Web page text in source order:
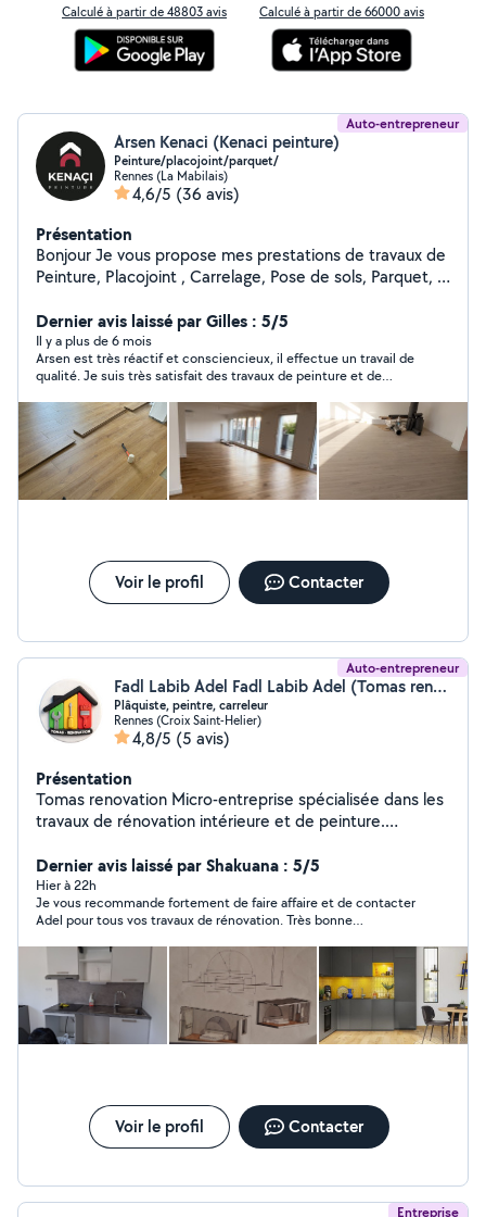
Calculé à partir de 48803 avis Calculé à partir de 66000 avis
Auto-entrepreneur
Arsen Kenaci (Kenaci peinture)
Peinture/placojoint/parquet/
Rennes (La Mabilais)
4,6/5 (36 avis)
Présentation
Bonjour Je vous propose mes prestations de travaux de
Peinture, Placojoint , Carrelage, Pose de sols, Parquet, à
Nettoyage et Ravalement de façade, Pose de papier
peint ou Toile de verre / pose de sols de manière
propre et soignée. Travaux à l'attention des particuliers
mais aussi des professionnels. commerces , bureaux ,
collectivités locales Découvrir plus de nous INSTAGRAM
kenacipeinture
Dernier avis laissé par Gilles : 5/5
Il y a plus de 6 mois
Arsen est très réactif et consciencieux, il effectue un travail de
qualité. Je suis très satisfait des travaux de peinture et de
Voir le profil Contacter
Auto-entrepreneur
Fadl Labib Adel Fadl Labib Adel (Tomas renovation)
Plâquiste, peintre, carreleur
Rennes (Croix Saint-Helier)
4,8/5 (5 avis)
Présentation
Tomas renovation Micro-entreprise spécialisée dans les
travaux de rénovation intérieure et de peinture.
finitions décoratives, revêtements muraux et petits
travaux d'aménagement. Travail soigné, respect des
délais et satisfaction client.
Dernier avis laissé par Shakuana : 5/5
Hier à 22h
Je vous recommande fortement de faire affaire et de contacter
Adel pour tous vos travaux de rénovation. Très bonne
Voir le profil Contacter
Entreprise